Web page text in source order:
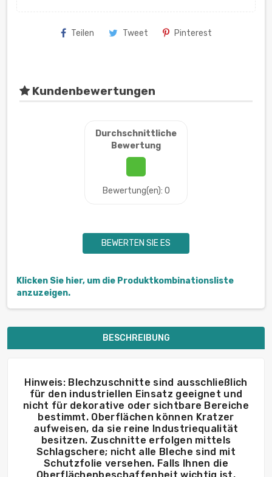
Teilen Tweet Pinterest
Kundenbewertungen
Durchschnittliche
Bewertung
Bewertung(en): 0
BEWERTEN SIE ES
Klicken Sie hier, um die Produktkombinationsliste
anzuzeigen.
BESCHREIBUNG
Hinweis: Blechzuschnitte sind ausschließlich
für den industriellen Einsatz geeignet und
nicht für dekorative oder sichtbare Bereiche
bestimmt. Oberflächen können Kratzer
aufweisen, da sie reine Industriequalität
besitzen. Zuschnitte erfolgen mittels
Schlagschere; nicht alle Bleche sind mit
Schutzfolie versehen. Falls Ihnen die